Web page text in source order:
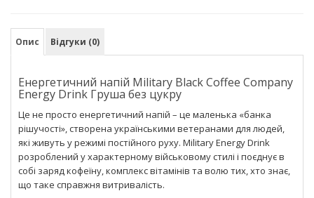
Опис Відгуки (0)
Енергетичний напій Military Black Coffee Company
Energy Drink Груша без цукру
Це не просто енергетичний напій – це маленька «банка
рішучості», створена українськими ветеранами для людей,
які живуть у режимі постійного руху. Military Energy Drink
розроблений у характерному військовому стилі і поєднує в
собі заряд кофеїну, комплекс вітамінів та волю тих, хто знає,
що таке справжня витривалість.